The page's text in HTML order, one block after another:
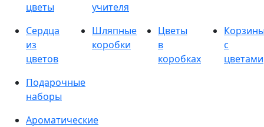
цветы
учителя
Сердца
из
цветов
Шляпные
коробки
Цветы
в
коробках
с
цветами
Подарочные
наборы
Ароматические